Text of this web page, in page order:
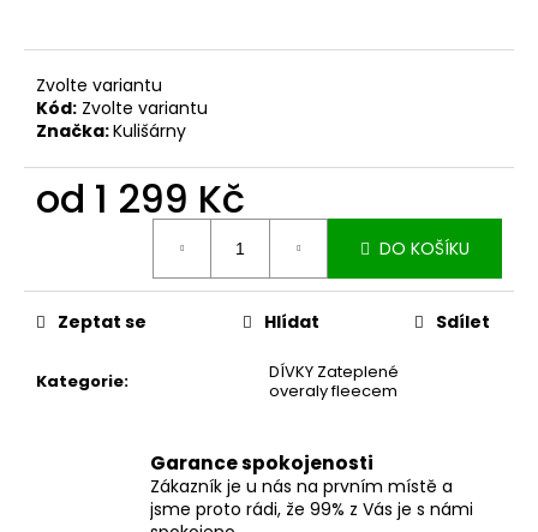
Zvolte variantu
Kód: Zvolte variantu
Značka:Kulišárny
od 1 299 Kč
DO KOŠÍKU
Kategorie:
DÍVKY Zateplené
overaly fleecem
Zeptat se Hlídat Sdílet
Garance spokojenosti
Zákazník je u nás na prvním místě a
jsme proto rádi, že 99% z Vás je s námi
ZAVINOVACÍ
SUKNĚ
MIDI
BLACK
KAPSAMI